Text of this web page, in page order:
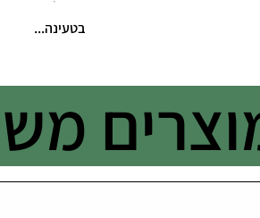
בטעינה...